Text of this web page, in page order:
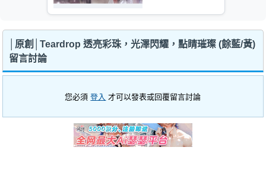
│原創│Teardrop 透亮彩珠，光澤閃耀，點睛璀璨 (餘藍/黃)
留言討論
您必須登入 才可以發表或回覆留言討論